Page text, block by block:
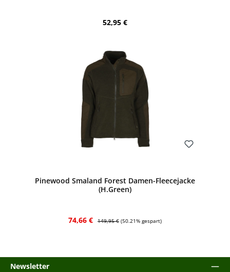
Regulärer Preis:
52,95 €
Pinewood Smaland Forest Damen-Fleecejacke
(H.Green)
Verkaufspreis:
74,66 € Regulärer Preis:
149,95 € (50.21% gespart)
Newsletter